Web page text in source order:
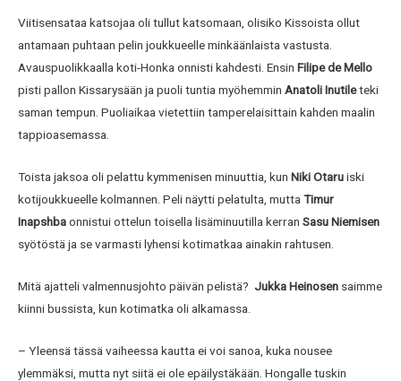
Viitisensataa katsojaa oli tullut katsomaan, olisiko Kissoista ollut
antamaan puhtaan pelin joukkueelle minkäänlaista vastusta.
Avauspuolikkaalla koti-Honka onnisti kahdesti. Ensin Filipe de Mello
pisti pallon Kissarysään ja puoli tuntia myöhemmin Anatoli Inutileteki
saman tempun. Puoliaikaa vietettiin tamperelaisittain kahden maalin
tappioasemassa.
Toista jaksoa oli pelattu kymmenisen minuuttia, kun Niki Otaruiski
kotijoukkueelle kolmannen. Peli näytti pelatulta, mutta Timur
Inapshbaonnistui ottelun toisella lisäminuutilla kerran Sasu Niemisen
syötöstä ja se varmasti lyhensi kotimatkaa ainakin rahtusen.
Mitä ajatteli valmennusjohto päivän pelistä? Jukka Heinosen saimme
kiinni bussista, kun kotimatka oli alkamassa.
– Yleensä tässä vaiheessa kautta ei voi sanoa, kuka nousee
ylemmäksi, mutta nyt siitä ei ole epäilystäkään. Hongalle tuskin